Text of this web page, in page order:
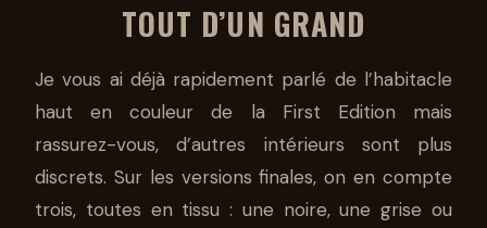
TOUT D’UN GRAND
Je vous ai déjà rapidement parlé de l’habitacle
haut en couleur de la First Edition mais
rassurez-vous, d’autres intérieurs sont plus
discrets. Sur les versions finales, on en compte
trois, toutes en tissu : une noire, une grise ou